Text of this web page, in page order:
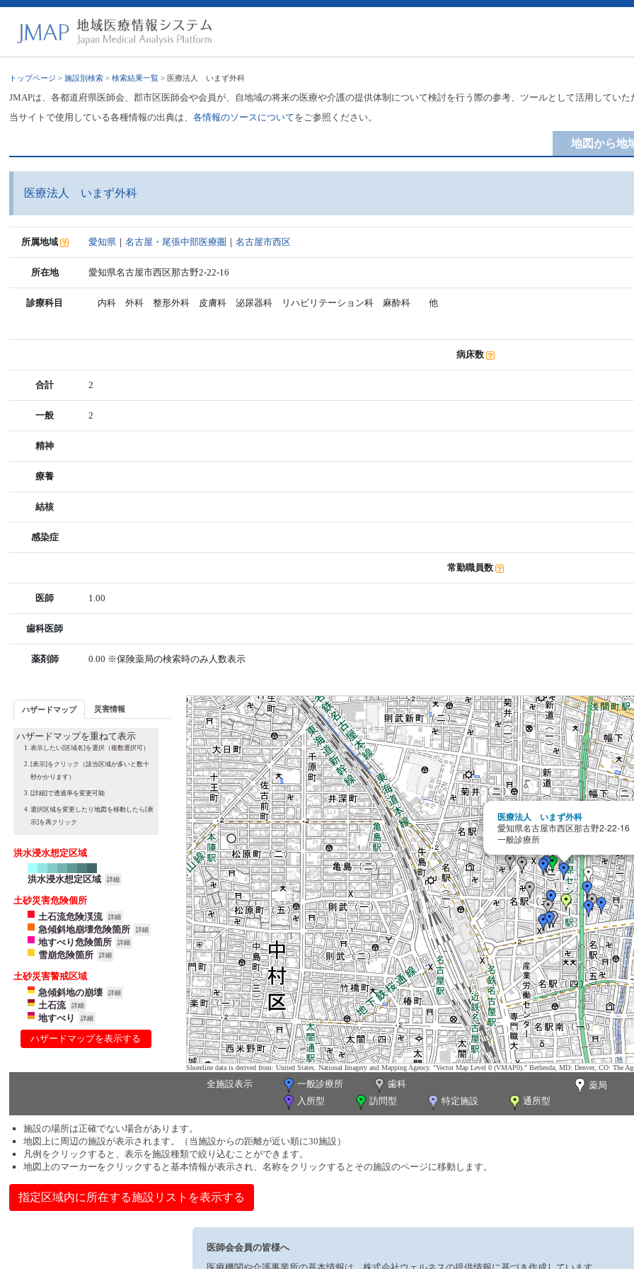
トップページ >施設別検索 >検索結果一覧 > 医療法人 いまず外科
JMAPは、各都道府県医師会、郡市区医師会や会員が、自地域の将来の医療や介護の提供体制について検討を行う際の参考、ツールとして活用してい
当サイトで使用している各種情報の出典は、各情報のソースについてをご参照ください。
地図から地
医療法人 いまず外科
所属地域 愛知県 ｜名古屋・尾張中部医療圏 ｜名古屋市西区
所在地 愛知県名古屋市西区那古野2-22-16
診療科目 内科 外科 整形外科 皮膚科 泌尿器科 リハビリテーション科 麻酔科 他
病床数
合計 2
一般 2
精神
療養
結核
感染症
常勤職員数
医師 1.00
歯科医師
薬剤師 0.00 ※保険薬局の検索時のみ人数表示
ハザードマップ 災害情報
ハザードマップを重ねて表示
表示したい[区域名]を選択（複数選択可）
[表示]をクリック（該当区域が多いと数十
秒かかります）
[詳細]で透過率を変更可能
選択区域を変更したり地図を移動したら[表
示]を再クリック
洪水浸水想定区域
洪水浸水想定区域 詳細
土砂災害危険個所
土石流危険渓流
詳細
急傾斜地崩壊危険箇所 詳細
地すべり危険箇所 詳細
雪崩危険箇所 詳細
土砂災害警戒区域
急傾斜地の崩壊
詳細
土石流 詳細
地すべり 詳細
ハザードマップを表示する
医療法人 いまず外科
愛知県名古屋市西区那古野2-22-16
一般診療所
Shoreline data is derived from: United States. National Imagery and Mapping Agency. "Vector Map Level 0 (VMAP0)." Bethesda, MD: Denver, CO: The
全施設表示 一般診療所 歯科
薬局
入所型
訪問型 特定施設 通所型
施設の場所は正確でない場合があります。
地図上に周辺の施設が表示されます。（当施設からの距離が近い順に30施設）
凡例をクリックすると、表示を施設種類で絞り込むことができます。
地図上のマーカーをクリックすると基本情報が表示され、名称をクリックするとその施設のページに移動します。
指定区域内に所在する施設リストを表示する
医師会会員の皆様へ